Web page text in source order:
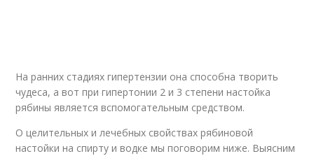
На ранних стадиях гипертензии она способна творить
чудеса, а вот при гипертонии 2 и 3 степени настойка
рябины является вспомогательным средством.
О целительных и лечебных свойствах рябиновой
настойки на спирту и водке мы поговорим ниже. Выясним